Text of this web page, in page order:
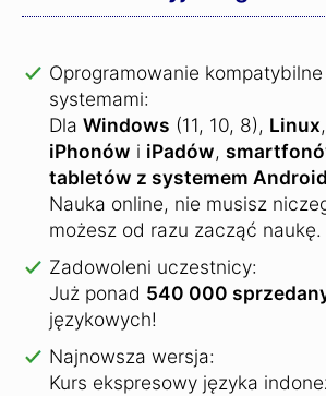
Oprogramowanie
systemami:
Dla Windows (11, 10, 8), Linux,
iPhonów i iPadów,
tabletów z systemem Android
Nauka online, nie musisz
możesz od razu zacząć naukę.
Zadowoleni uczestnicy:
Już ponad 540 000
językowych!
Najnowsza wersja:
Kurs ekspresowy języka